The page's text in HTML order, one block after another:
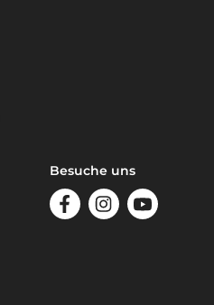
Besuche uns